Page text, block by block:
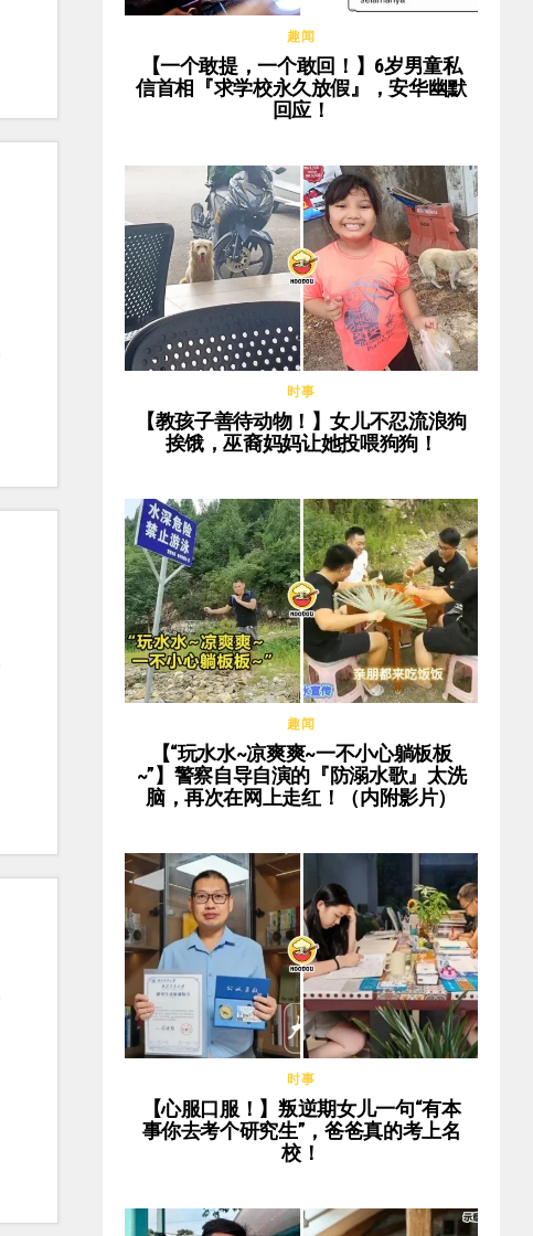
趣闻
【一个敢提，一个敢回！】6岁男童私
信首相『求学校永久放假』，安华幽默
回应！
时事
【教孩子善待动物！】女儿不忍流浪狗
挨饿，巫裔妈妈让她投喂狗狗！
趣闻
【“玩水水~凉爽爽~一不小心躺板板
~”】警察自导自演的『防溺水歌』太洗
脑，再次在网上走红！（内附影片）
时事
【心服口服！】叛逆期女儿一句“有本
事你去考个研究生”，爸爸真的考上名
校！